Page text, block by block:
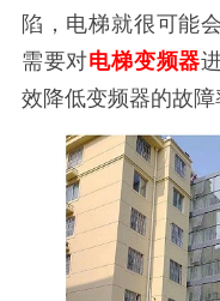
陷，电梯就很可能
需要对电梯变频器
效降低变频器的故障